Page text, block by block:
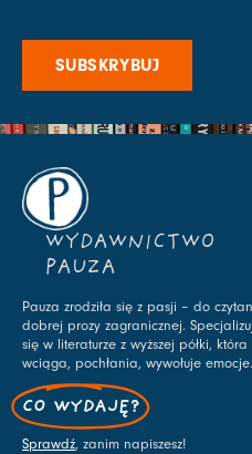
SUBSKRYBUJ
WYDAWNICTWO
PAUZA
Pauza zrodziła się z pasji – do
dobrej prozy zagranicznej.
się w literaturze z wyższej półki, która
wciąga, pochłania, wywołuje emocje.
CO WYDAJĘ?
Sprawdź, zanim napiszesz!